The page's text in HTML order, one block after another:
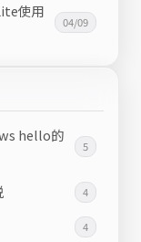
使用
04/09
hello的
5
4
4